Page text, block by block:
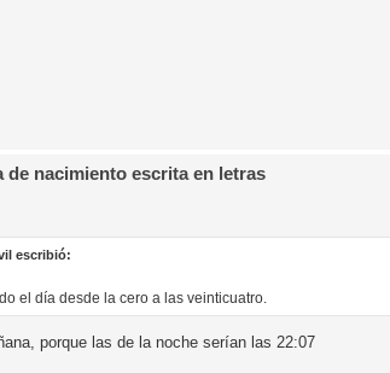
nacimiento escrita en letras
escribió:
el día desde la cero a las veinticuatro.
porque las de la noche serían las 22:07